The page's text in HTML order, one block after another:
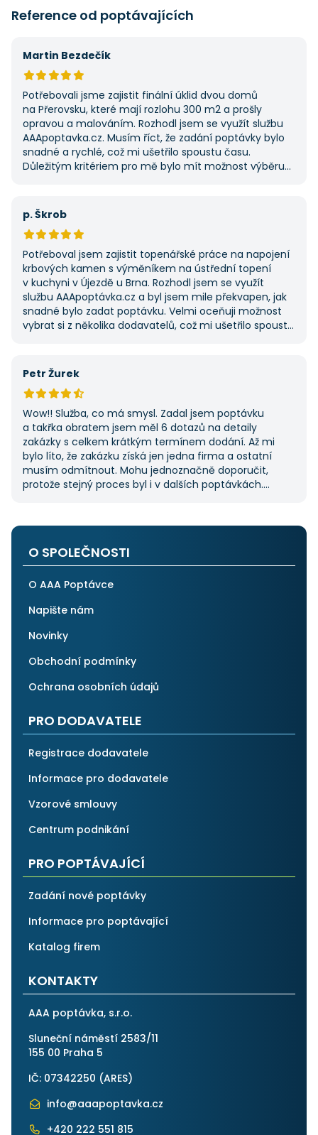
Reference od poptávajících
Martin Bezdečík
Potřebovali jsme zajistit finální úklid dvou domů
na Přerovsku, které mají rozlohu 300 m2 a prošly
opravou a malováním. Rozhodl jsem se využít službu
AAApoptavka.cz. Musím říct, že zadání poptávky bylo
snadné a rychlé, což mi ušetřilo spoustu času.
Důležitým kritériem pro mě bylo mít možnost výběru
první, ale se službou jsem byl spokojený, protože mi
umožnila najít rychlé řešení. Vše proběhlo v pořádku
a příště jejich službu využiji znovu.
p. Škrob
Potřeboval jsem zajistit topenářské práce na napojení
krbových kamen s výměníkem na ústřední topení
v kuchyni v Újezdě u Brna. Rozhodl jsem se využít
službu AAApoptávka.cz a byl jsem mile překvapen, jak
snadné bylo zadat poptávku. Velmi oceňuji možnost
vybrat si z několika dodavatelů, což mi ušetřilo spoustu
potřebovat další řemeslné práce.
Petr Žurek
Wow!! Služba, co má smysl. Zadal jsem poptávku
a takřka obratem jsem měl 6 dotazů na detaily
zakázky s celkem krátkým termínem dodání. Až mi
bylo líto, že zakázku získá jen jedna firma a ostatní
musím odmítnout. Mohu jednoznačně doporučit,
protože stejný proces byl i v dalších poptávkách.
O SPOLEČNOSTI
O AAA Poptávce
Napište nám
Novinky
Obchodní podmínky
Ochrana osobních údajů
PRO DODAVATELE
Registrace dodavatele
Informace pro dodavatele
Vzorové smlouvy
Centrum podnikání
PRO POPTÁVAJÍCÍ
Zadání nové poptávky
Informace pro poptávající
Katalog firem
KONTAKTY
AAA poptávka, s.r.o.
Sluneční náměstí 2583/11
155 00 Praha 5
IČ: 07342250 (ARES)
info@aaapoptavka.cz
+420 222 551 815